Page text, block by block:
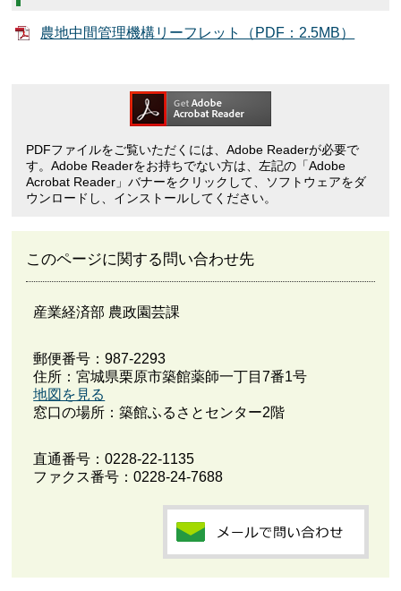
農地中間管理機構リーフレット（PDF：2.5MB）
PDFファイルをご覧いただくには、Adobe Readerが必要で
す。Adobe Readerをお持ちでない方は、左記の「Adobe
Acrobat Reader」バナーをクリックして、ソフトウェアをダ
ウンロードし、インストールしてください。
このページに関する問い合わせ先
産業経済部 農政園芸課
郵便番号：987-2293
住所：宮城県栗原市築館薬師一丁目7番1号
地図を見る
窓口の場所：築館ふるさとセンター2階
直通番号：0228-22-1135
ファクス番号：0228-24-7688